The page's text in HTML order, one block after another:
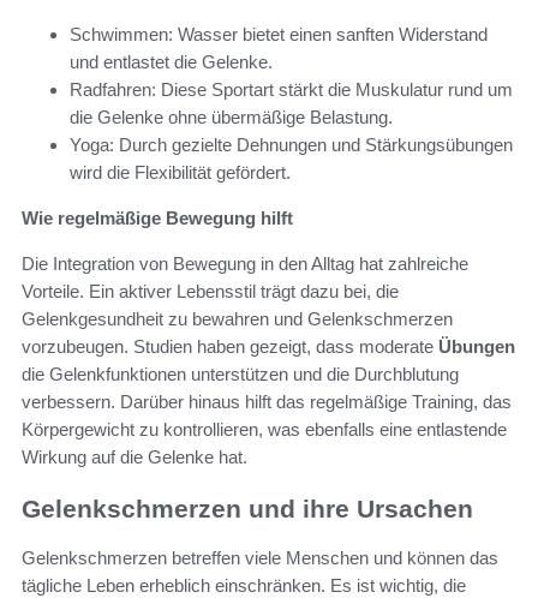
Schwimmen: Wasser bietet einen sanften Widerstand
und entlastet die Gelenke.
Radfahren: Diese Sportart stärkt die Muskulatur rund um
die Gelenke ohne übermäßige Belastung.
Yoga: Durch gezielte Dehnungen und Stärkungsübungen
wird die Flexibilität gefördert.
Wie regelmäßige Bewegung hilft
Die Integration von Bewegung in den Alltag hat zahlreiche
Vorteile. Ein aktiver Lebensstil trägt dazu bei, die
Gelenkgesundheit zu bewahren und Gelenkschmerzen
vorzubeugen. Studien haben gezeigt, dass moderate Übungen
die Gelenkfunktionen unterstützen und die Durchblutung
verbessern. Darüber hinaus hilft das regelmäßige Training, das
Körpergewicht zu kontrollieren, was ebenfalls eine entlastende
Wirkung auf die Gelenke hat.
Gelenkschmerzen und ihre Ursachen
Gelenkschmerzen betreffen viele Menschen und können das
tägliche Leben erheblich einschränken. Es ist wichtig, die